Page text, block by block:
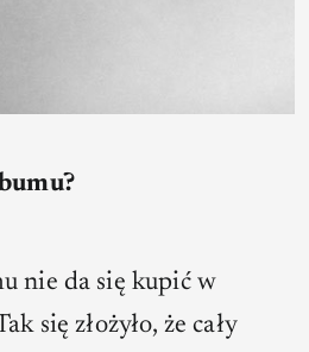
nie da się kupić w
się złożyło, że cały